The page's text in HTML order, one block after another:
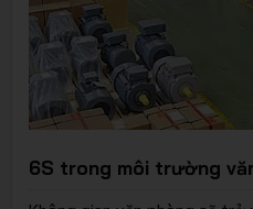
6S trong môi trường